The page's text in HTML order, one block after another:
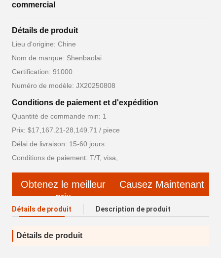
commercial
Détails de produit
Lieu d'origine: Chine
Nom de marque: Shenbaolai
Certification: 91000
Numéro de modèle: JX20250808
Conditions de paiement et d'expédition
Quantité de commande min: 1
Prix: $17,167.21-28,149.71 / piece
Délai de livraison: 15-60 jours
Conditions de paiement: T/T, visa,
Obtenez le meilleur
prix
Causez Maintenant
Détails de produit Description de produit
Détails de produit